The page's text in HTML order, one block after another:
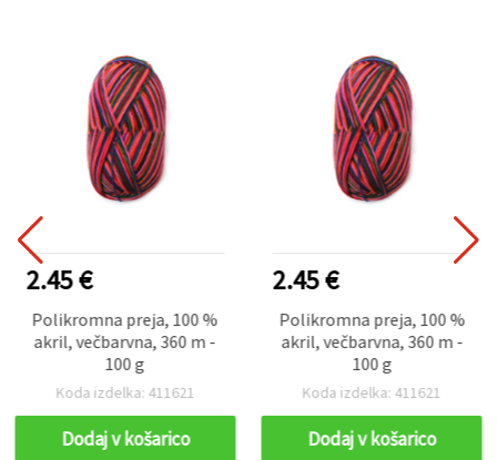
2.45 €
Polikromna preja, 100 %
akril, večbarvna, 360 m -
100 g
Koda izdelka: 411621
Dodaj v košarico
2.45 €
Polikromna preja, 100 %
akril, večbarvna, 360 m -
100 g
Koda izdelka: 411621
Dodaj v košarico